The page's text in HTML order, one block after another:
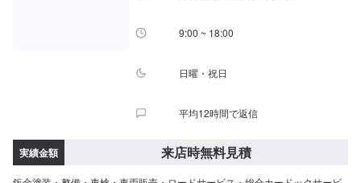
9:00 ~ 18:00
日曜・祝日
平均12時間で返信
実績金額 来店時無料見積